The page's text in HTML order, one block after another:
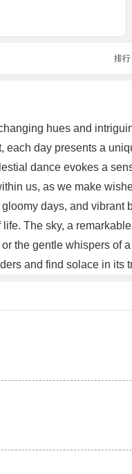
排行
hues and
day presents a
dance evokes a
us, as we make
days, and vibrant
The sky, a
the gentle whispers of
and find solace in its